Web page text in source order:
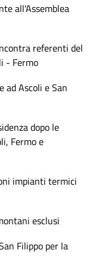
all'Assemblea
referenti del
- Fermo
ad Ascoli e San
dopo le
Fermo e
impianti termici
esclusi
Filippo per la